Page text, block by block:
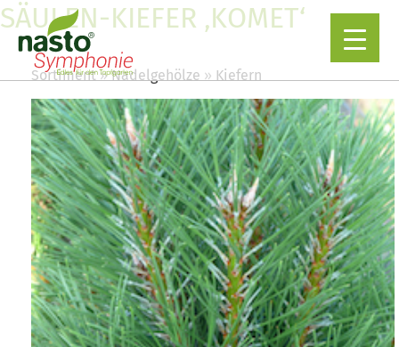
▼
SÄULEN-KIEFER ‚KOMET‘
Sortiment Nadelgehölze Kiefern